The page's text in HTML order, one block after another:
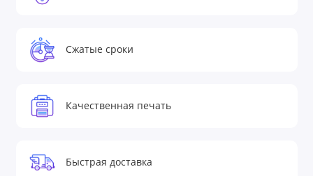
Сжатые сроки
Качественная печать
Быстрая доставка